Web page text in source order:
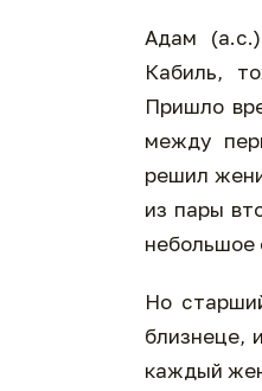
Адам
Кабиль,
Пришло
между
решил
из пары
небольшое
Но
близнеце,
каждый